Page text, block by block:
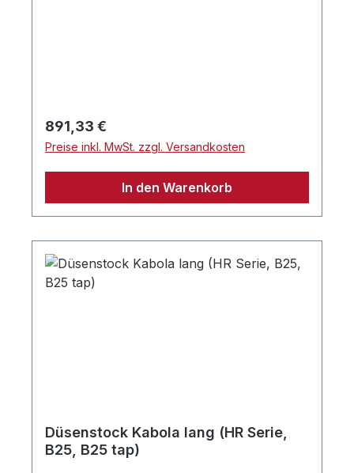
Regulärer Preis:
891,33 €
Preise inkl. MwSt. zzgl. Versandkosten
In den Warenkorb
Düsenstock Kabola lang (HR Serie,
B25, B25 tap)